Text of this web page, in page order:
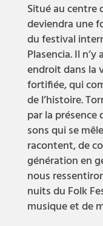
Situé au centre
deviendra une
du festival
Plasencia. Il
endroit dans la
fortifiée, qui
de l’histoire.
par la présence
sons qui se
racontent, de
génération en
nous
nuits du Folk
musique et de